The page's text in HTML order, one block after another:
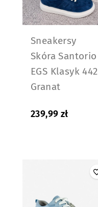
Sneakersy
Skóra Santorio
EGS Klasyk 442
Granat
239,99 zł